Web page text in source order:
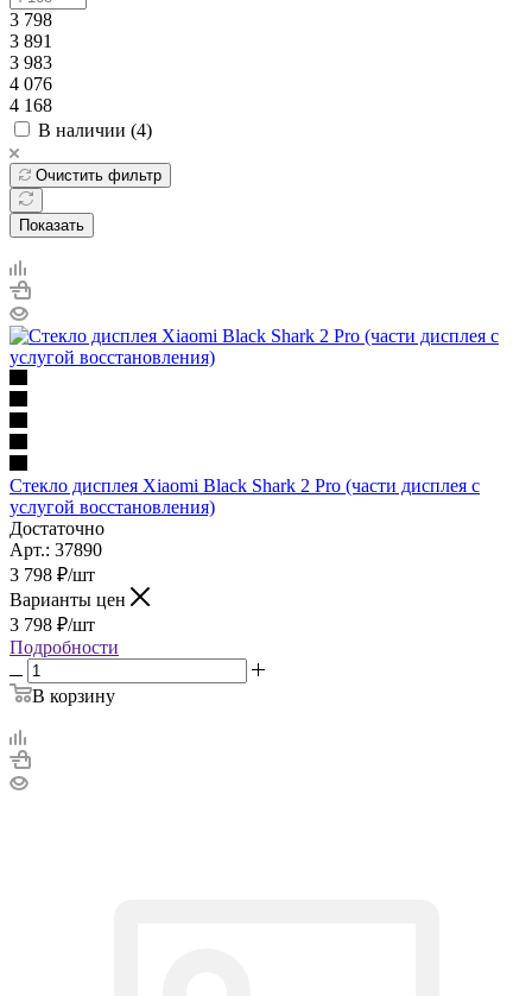
3 798
3 891
3 983
4 076
4 168
В наличии (4)
Очистить фильтр
Показать
Стекло дисплея Xiaomi Black Shark 2 Pro (части дисплея с
услугой восстановления)
Достаточно
Арт.: 37890
3 798 ₽/шт
Варианты цен
3 798 ₽/шт
Подробности
В корзину